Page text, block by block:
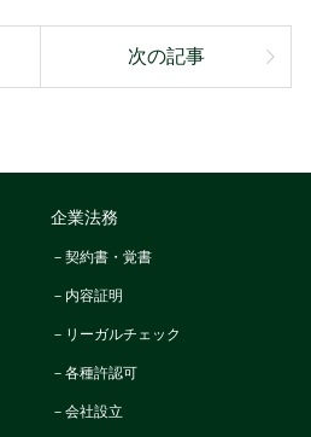
次の記事
企業法務
－契約書・覚書
－内容証明
－リーガルチェック
－各種許認可
－会社設立